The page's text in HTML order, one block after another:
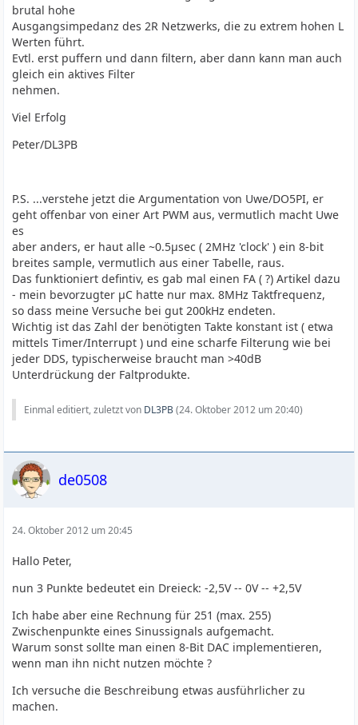
brutal hohe
Ausgangsimpedanz des 2R Netzwerks, die zu extrem hohen L
Werten führt.
Evtl. erst puffern und dann filtern, aber dann kann man auch
gleich ein aktives Filter
nehmen.
Viel Erfolg
Peter/DL3PB
P.S. ...verstehe jetzt die Argumentation von Uwe/DO5PI, er
geht offenbar von einer Art PWM aus, vermutlich macht Uwe
es
aber anders, er haut alle ~0.5µsec ( 2MHz 'clock' ) ein 8-bit
breites sample, vermutlich aus einer Tabelle, raus.
Das funktioniert defintiv, es gab mal einen FA ( ?) Artikel dazu
- mein bevorzugter µC hatte nur max. 8MHz Taktfrequenz,
so dass meine Versuche bei gut 200kHz endeten.
Wichtig ist das Zahl der benötigten Takte konstant ist ( etwa
mittels Timer/Interrupt ) und eine scharfe Filterung wie bei
jeder DDS, typischerweise braucht man >40dB
Unterdrückung der Faltprodukte.
Einmal editiert, zuletzt von DL3PB(24. Oktober 2012 um 20:40)
de0508
24. Oktober 2012 um 20:45
Hallo Peter,
nun 3 Punkte bedeutet ein Dreieck: -2,5V -- 0V -- +2,5V
Ich habe aber eine Rechnung für 251 (max. 255)
Zwischenpunkte eines Sinussignals aufgemacht.
Warum sonst sollte man einen 8-Bit DAC implementieren,
wenn man ihn nicht nutzen möchte ?
Ich versuche die Beschreibung etwas ausführlicher zu
machen.